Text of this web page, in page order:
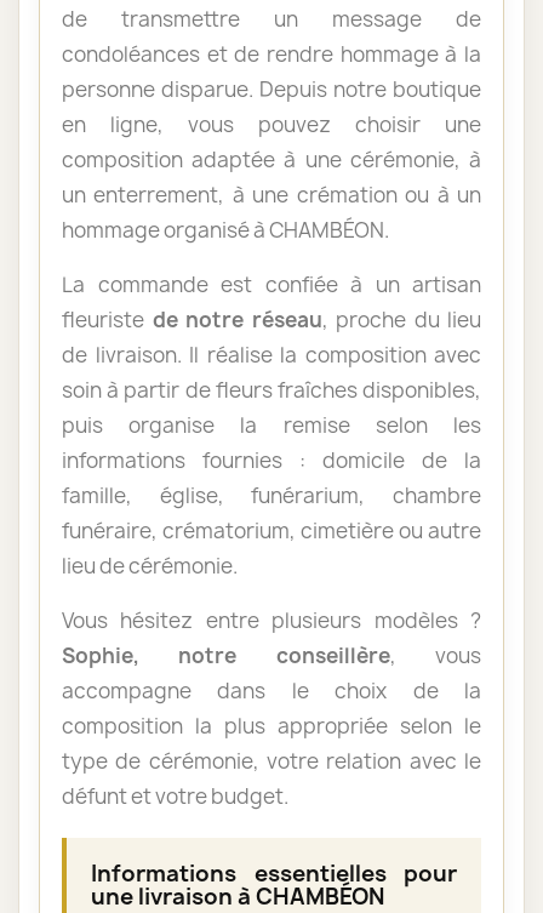
de transmettre un message de
condoléances et de rendre hommage à la
personne disparue. Depuis notre boutique
en ligne, vous pouvez choisir une
composition adaptée à une cérémonie, à
un enterrement, à une crémation ou à un
hommage organisé à CHAMBÉON.
La commande est confiée à un artisan
fleuriste de notre réseau, proche du lieu
de livraison. Il réalise la composition avec
soin à partir de fleurs fraîches disponibles,
puis organise la remise selon les
informations fournies : domicile de la
famille, église, funérarium, chambre
funéraire, crématorium, cimetière ou autre
lieu de cérémonie.
Vous hésitez entre plusieurs modèles ?
Sophie, notre conseillère, vous
accompagne dans le choix de la
composition la plus appropriée selon le
type de cérémonie, votre relation avec le
défunt et votre budget.
Informations essentielles pour
une livraison à CHAMBÉON